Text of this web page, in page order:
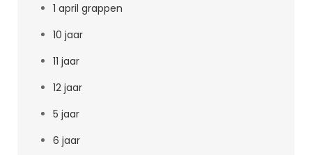
1 april grappen
10 jaar
11 jaar
12 jaar
5 jaar
6 jaar